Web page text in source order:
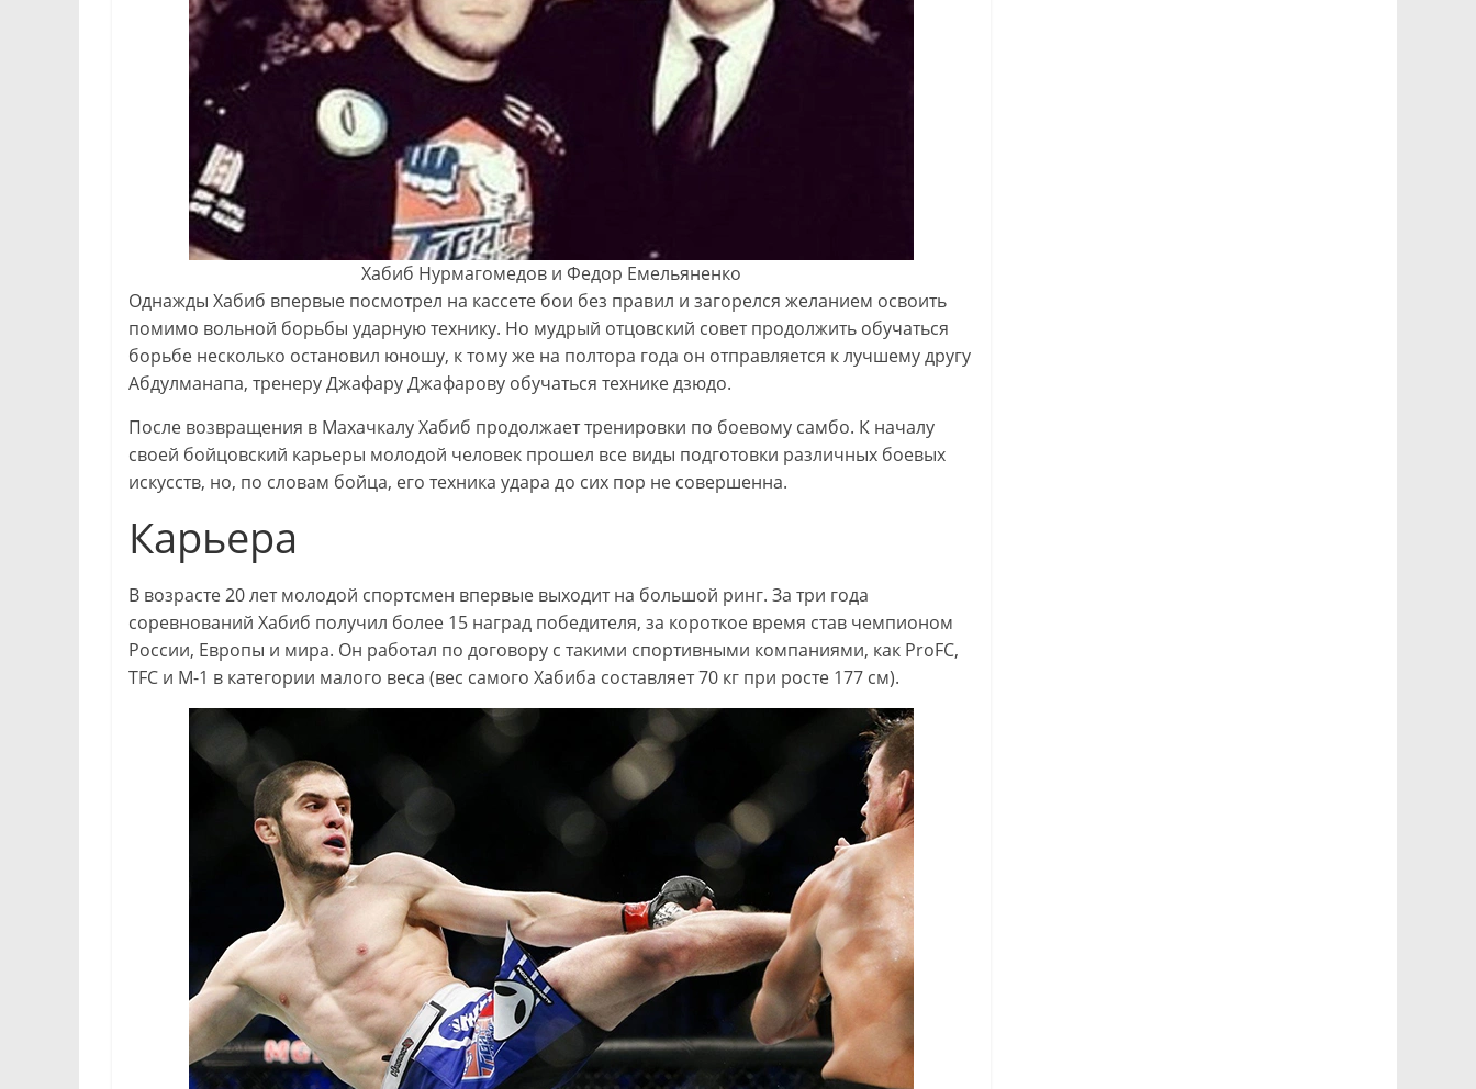
Хабиб Нурмагомедов и Федор Емельяненко
Однажды Хабиб впервые посмотрел на кассете бои без правил и загорелся желанием освоить
помимо вольной борьбы ударную технику. Но мудрый отцовский совет продолжить обучаться
борьбе несколько остановил юношу, к тому же на полтора года он отправляется к лучшему другу
Абдулманапа, тренеру Джафару Джафарову обучаться технике дзюдо.
После возвращения в Махачкалу Хабиб продолжает тренировки по боевому самбо. К началу
своей бойцовский карьеры молодой человек прошел все виды подготовки различных боевых
искусств, но, по словам бойца, его техника удара до сих пор не совершенна.
Карьера
В возрасте 20 лет молодой спортсмен впервые выходит на большой ринг. За три года
соревнований Хабиб получил более 15 наград победителя, за короткое время став чемпионом
России, Европы и мира. Он работал по договору с такими спортивными компаниями, как ProFC,
TFC и M-1 в категории малого веса (вес самого Хабиба составляет 70 кг при росте 177 см).